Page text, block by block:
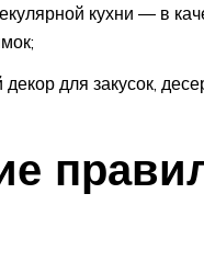
кухни ― в
для закусок,